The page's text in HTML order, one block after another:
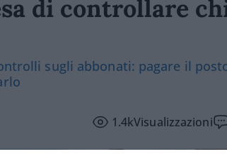
di controllare
sugli abbonati: pagare il
1.4kVisualizzazioni